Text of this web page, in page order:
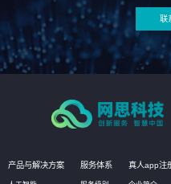
联
产品与解决方案 服务体系 真人app注